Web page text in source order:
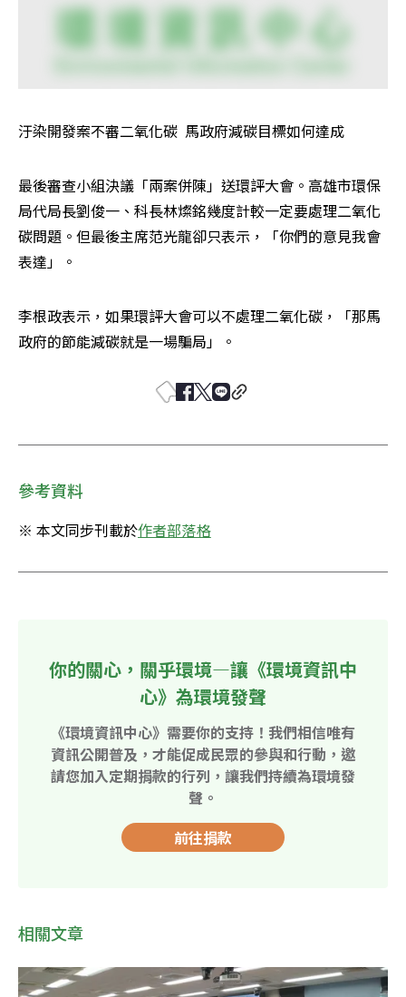
汙染開發案不審二氧化碳  馬政府減碳目標如何達成
最後審查小組決議「兩案併陳」送環評大會。高雄市環保
局代局長劉俊一、科長林燦銘幾度計較一定要處理二氧化
碳問題。但最後主席范光龍卻只表示，「你們的意見我會
表達」。
李根政表示，如果環評大會可以不處理二氧化碳，「那馬
政府的節能減碳就是一場騙局」。
參考資料
※ 本文同步刊載於作者部落格
你的關心，關乎環境—讓《環境資訊中
心》為環境發聲
《環境資訊中心》需要你的支持！我們相信唯有
資訊公開普及，才能促成民眾的參與和行動，邀
請您加入定期捐款的行列，讓我們持續為環境發
聲。
前往捐款
相關文章